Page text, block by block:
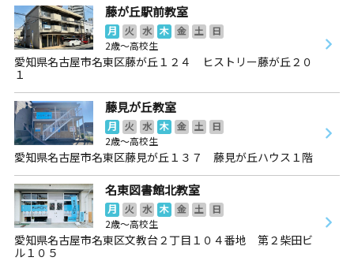
藤が丘駅前教室
月 火 水 木 金 土
日
2歳～高校生
愛知県名古屋市名東区藤が丘１２４ ヒストリー藤が丘２０
１
藤見が丘教室
月 火 水 木 金 土
日
2歳～高校生
愛知県名古屋市名東区藤見が丘１３７ 藤見が丘ハウス１階
名東図書館北教室
月 火 水 木 金 土
日
2歳～高校生
愛知県名古屋市名東区文教台２丁目１０４番地 第２柴田ビ
ル１０５